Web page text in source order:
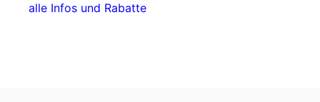
alle Infos und Rabatte